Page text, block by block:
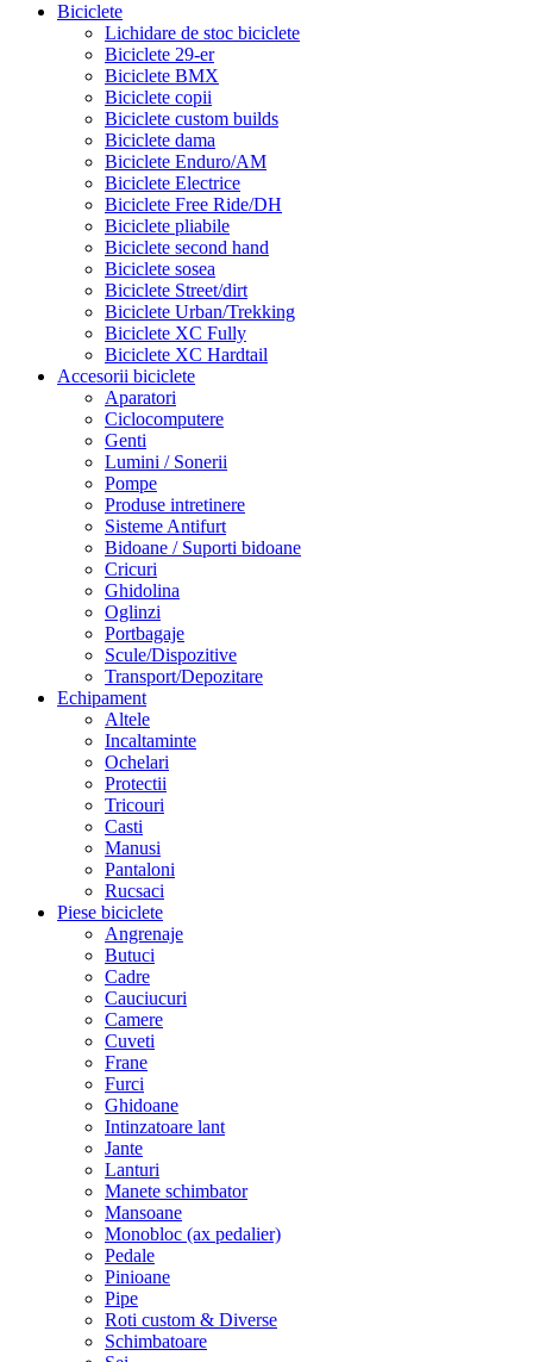
Biciclete
Lichidare de stoc biciclete
Biciclete 29-er
Biciclete BMX
Biciclete copii
Biciclete custom builds
Biciclete dama
Biciclete Enduro/AM
Biciclete Electrice
Biciclete Free Ride/DH
Biciclete pliabile
Biciclete second hand
Biciclete sosea
Biciclete Street/dirt
Biciclete Urban/Trekking
Biciclete XC Fully
Biciclete XC Hardtail
Accesorii biciclete
Aparatori
Ciclocomputere
Genti
Lumini / Sonerii
Pompe
Produse intretinere
Sisteme Antifurt
Bidoane / Suporti bidoane
Cricuri
Ghidolina
Oglinzi
Portbagaje
Scule/Dispozitive
Transport/Depozitare
Echipament
Altele
Incaltaminte
Ochelari
Protectii
Tricouri
Casti
Manusi
Pantaloni
Rucsaci
Piese biciclete
Angrenaje
Butuci
Cadre
Cauciucuri
Camere
Cuveti
Frane
Furci
Ghidoane
Intinzatoare lant
Jante
Lanturi
Manete schimbator
Mansoane
Monobloc (ax pedalier)
Pedale
Pinioane
Pipe
Roti custom & Diverse
Schimbatoare